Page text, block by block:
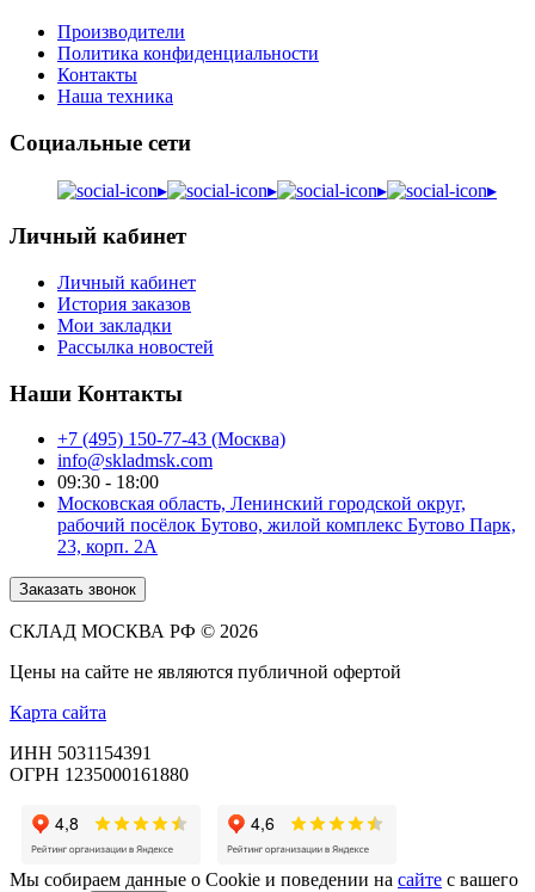
Производители
Политика конфиденциальности
Контакты
Наша техника
Социальные сети
▸ ▸ ▸ ▸
Личный кабинет
Личный кабинет
История заказов
Мои закладки
Рассылка новостей
Наши Контакты
+7 (495) 150-77-43 (Москва)
info@skladmsk.com
09:30 - 18:00
Московская область, Ленинский городской округ,
рабочий посёлок Бутово, жилой комплекс Бутово Парк,
23, корп. 2А
Заказать звонок
СКЛАД МОСКВА РФ © 2026
Цены на сайте не являются публичной офертой
Карта сайта
ИНН 5031154391
ОГРН 1235000161880
Мы собираем данные о Cookie и поведении на сайте с вашего